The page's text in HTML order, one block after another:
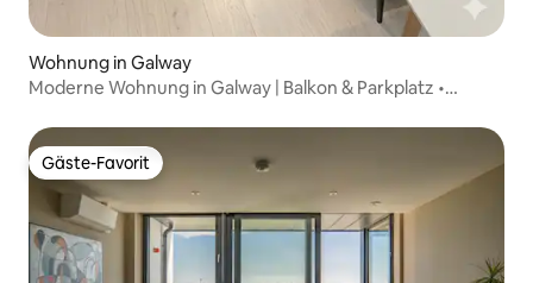
Wohnung in Galway
Moderne Wohnung in Galway | Balkon & Parkplatz •
Gäste-Favorit
Gäste-Favorit